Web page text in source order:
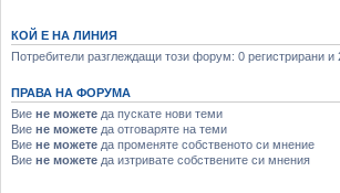
КОЙ Е НА ЛИНИЯ
Потребители разглеждащи този форум: 0 регистрирани и
ПРАВА НА ФОРУМА
Вие не можете да пускате нови теми
Вие не можете да отговаряте на теми
Вие не можете да променяте собственото си мнение
Вие не можете да изтривате собствените си мнения